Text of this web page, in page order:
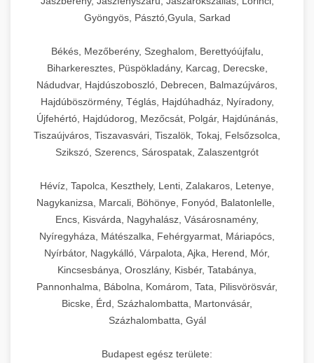
Gyöngyös, Pásztó,Gyula, Sarkad
Békés, Mezőberény, Szeghalom, Berettyóújfalu,
Biharkeresztes, Püspökladány, Karcag, Derecske,
Nádudvar, Hajdúszoboszló, Debrecen, Balmazújváros,
Hajdúböszörmény, Téglás, Hajdúhadház, Nyíradony,
Újfehértó, Hajdúdorog, Mezőcsát, Polgár, Hajdúnánás,
Tiszaújváros, Tiszavasvári, Tiszalök, Tokaj, Felsőzsolca,
Szikszó, Szerencs, Sárospatak, Zalaszentgrót
Hévíz, Tapolca, Keszthely, Lenti, Zalakaros, Letenye,
Nagykanizsa, Marcali, Böhönye, Fonyód, Balatonlelle,
Encs, Kisvárda, Nagyhalász, Vásárosnamény,
Nyíregyháza, Mátészalka, Fehérgyarmat, Máriapócs,
Nyírbátor, Nagykálló, Várpalota, Ajka, Herend, Mór,
Kincsesbánya, Oroszlány, Kisbér, Tatabánya,
Pannonhalma, Bábolna, Komárom, Tata, Pilisvörösvár,
Bicske, Érd, Százhalombatta, Martonvásár,
Százhalombatta, Gyál
Budapest egész területe: